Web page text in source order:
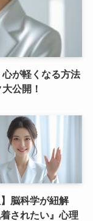
が軽くなる方法
公開！
】脳科学が紐解
されたい』心理